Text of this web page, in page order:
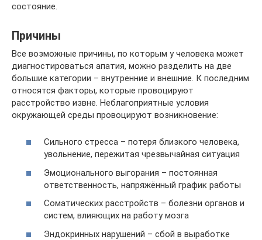
состояние.
Причины
Все возможные причины, по которым у человека может
диагностироваться апатия, можно разделить на две
большие категории – внутренние и внешние. К последним
относятся факторы, которые провоцируют
расстройство извне. Неблагоприятные условия
окружающей среды провоцируют возникновение:
Сильного стресса – потеря близкого человека,
увольнение, пережитая чрезвычайная ситуация
Эмоционального выгорания – постоянная
ответственность, напряжённый график работы
Соматических расстройств – болезни органов и
систем, влияющих на работу мозга
Эндокринных нарушений – сбой в выработке